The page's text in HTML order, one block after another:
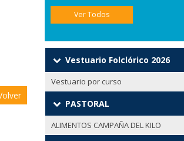
Ver Todos
Vestuario Folclórico 2026
Vestuario por curso
PASTORAL
ALIMENTOS CAMPAÑA DEL KILO